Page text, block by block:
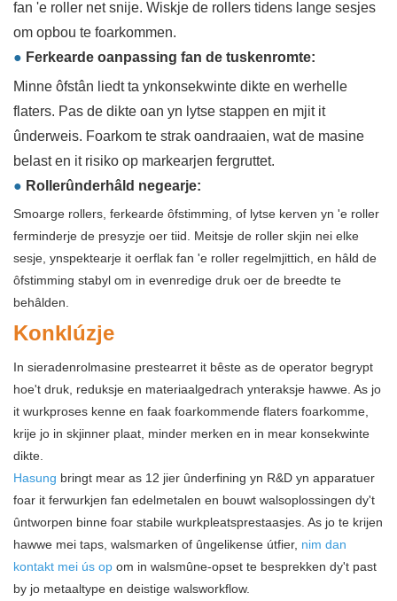
fan 'e roller net snije. Wiskje de rollers tidens lange sesjes
om opbou te foarkommen.
● Ferkearde oanpassing fan de tuskenromte:
Minne ôfstân liedt ta ynkonsekwinte dikte en werhelle
flaters. Pas de dikte oan yn lytse stappen en mjit it
ûnderweis. Foarkom te strak oandraaien, wat de masine
belast en it risiko op markearjen fergruttet.
● Rollerûnderhâld negearje:
Smoarge rollers, ferkearde ôfstimming, of lytse kerven yn 'e roller
ferminderje de presyzje oer tiid. Meitsje de roller skjin nei elke
sesje, ynspektearje it oerflak fan 'e roller regelmjittich, en hâld de
ôfstimming stabyl om in evenredige druk oer de breedte te
behâlden.
Konklúzje
In sieradenrolmasine prestearret it bêste as de operator begrypt
hoe't druk, reduksje en materiaalgedrach ynteraksje hawwe. As jo
​​it wurkproses kenne en faak foarkommende flaters foarkomme,
krije jo in skjinner plaat, minder merken en in mear konsekwinte
dikte.
Hasung bringt mear as 12 jier ûnderfining yn R&D yn apparatuer
foar it ferwurkjen fan edelmetalen en bouwt walsoplossingen dy't
ûntworpen binne foar stabile wurkpleatsprestaasjes. As jo ​​te krijen
hawwe mei taps, walsmarken of ûngelikense útfier, nim dan
kontakt mei ús op om in walsmûne-opset te besprekken dy't past
by jo metaaltype en deistige walsworkflow.